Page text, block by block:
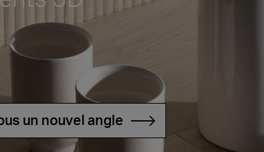
solutions
design
vous
Venez découvrir nos collections à
République tchèque. Rendez-nous
juin.
at Work –
2026
Architect at Work –
Bruxelles 2026
un nouvel angle